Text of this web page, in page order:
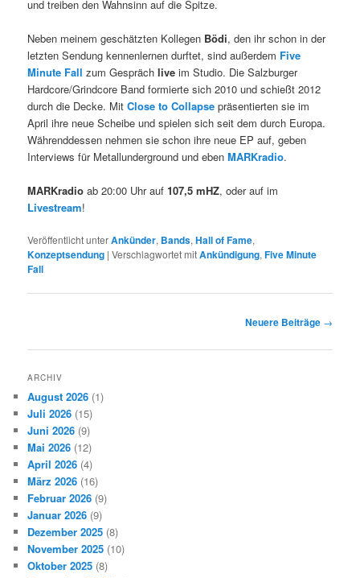
und treiben den Wahnsinn auf die Spitze.
Neben meinem geschätzten Kollegen Bödi, den ihr schon in der
letzten Sendung kennenlernen durftet, sind außerdem Five
Minute Fall zum Gespräch live im Studio. Die Salzburger
Hardcore/Grindcore Band formierte sich 2010 und schießt 2012
durch die Decke. MitClose to Collapse präsentierten sie im
April ihre neue Scheibe und spielen sich seit dem durch Europa.
Währenddessen nehmen sie schon ihre neue EP auf, geben
Interviews für Metallunderground und ebenMARKradio.
MARKradio ab 20:00 Uhr auf107,5 mHZ, oder auf im
Livestream!
Veröffentlicht unterAnkünder, Bands,Hall of Fame,
Konzeptsendung |Verschlagwortet mitAnkündigung,Five Minute
Fall
Neuere Beiträge →
ARCHIV
August 2026 (1)
Juli 2026 (15)
Juni 2026 (9)
Mai 2026 (12)
April 2026 (4)
März 2026 (16)
Februar 2026 (9)
Januar 2026 (9)
Dezember 2025 (8)
November 2025 (10)
Oktober 2025 (8)